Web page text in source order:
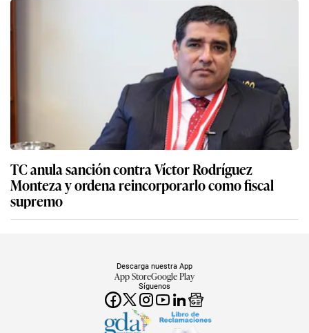
TC anula sanción contra Víctor Rodríguez
Monteza y ordena reincorporarlo como fiscal
supremo
Síguenos
Descarga nuestra App
App StoreGoogle Play